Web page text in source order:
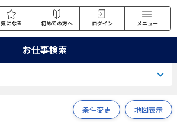
気になる 初めての方へ ログイン メニュー
お仕事検索
条件変更 地図表示